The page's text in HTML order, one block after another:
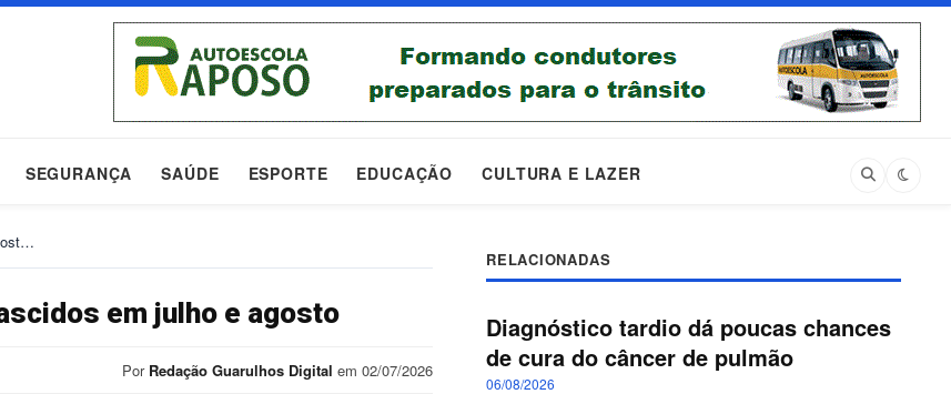
SEGURANÇA SAÚDE ESPORTE EDUCAÇÃO CULTURA E LAZER
em julho e agosto
Por Redação Guarulhos Digital em 02/07/2026
RELACIONADAS
Diagnóstico tardio dá poucas chances
de cura do câncer de pulmão
06/08/2026